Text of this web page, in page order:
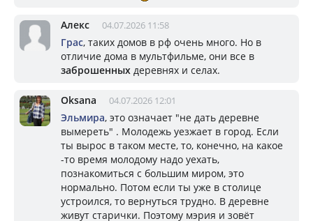
Алекс 04.07.2026 11:58
Грас, таких домов в рф очень много. Но в
отличие дома в мультфильме, они все в
заброшенных деревнях и селах.
Oksana 04.07.2026 12:01
Эльмира, это означает "не дать деревне
вымереть" . Молодежь уезжает в город. Если
ты вырос в таком месте, то, конечно, на какое
-то время молодому надо уехать,
познакомиться с большим миром, это
нормально. Потом если ты уже в столице
устроился, то вернуться трудно. В деревне
живут старички. Поэтому мэрия и зовёт